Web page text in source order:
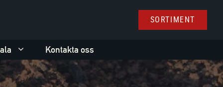
SORTIMENT
Kontakta oss